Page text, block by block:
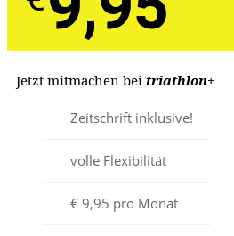
Jetzt mitmachen bei triathlon+
Zeitschrift inklusive!
volle Flexibilität
€ 9,95 pro Monat